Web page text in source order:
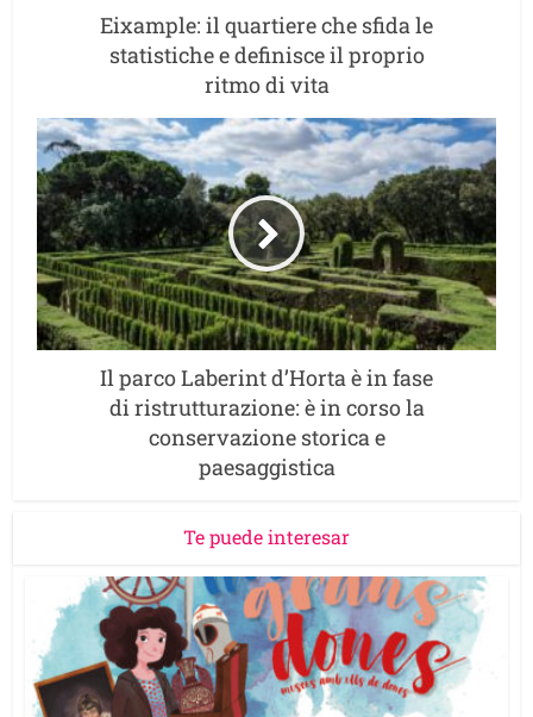
Eixample: il quartiere che sfida le
statistiche e definisce il proprio
ritmo di vita
Il parco Laberint d’Horta è in fase
di ristrutturazione: è in corso la
conservazione storica e
paesaggistica
Te puede interesar